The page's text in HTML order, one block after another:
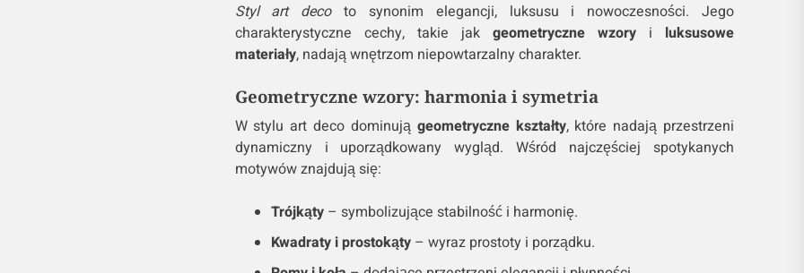
Styl art decoto synonim elegancji, luksusu i nowoczesności. Jego
charakterystyczne cechy, takie jak geometryczne wzoryi luksusowe
materiały, nadają wnętrzom niepowtarzalny charakter.
Geometryczne wzory: harmonia i symetria
W stylu art deco dominują geometryczne kształty, które nadają przestrzeni
dynamiczny i uporządkowany wygląd. Wśród najczęściej spotykanych
motywów znajdują się:
Trójkąty– symbolizujące stabilność i harmonię.
Kwadraty i prostokąty– wyraz prostoty i porządku.